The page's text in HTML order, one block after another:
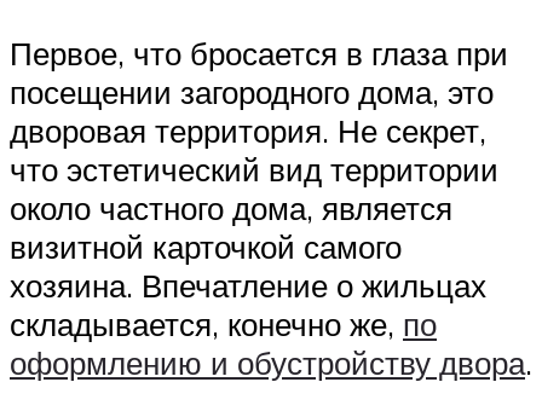
Первое, что бросается в глаза при
посещении загородного дома, это
дворовая территория. Не секрет,
что эстетический вид территории
около частного дома, является
визитной карточкой самого
хозяина. Впечатление о жильцах
складывается, конечно же, по
оформлению и обустройству двора.